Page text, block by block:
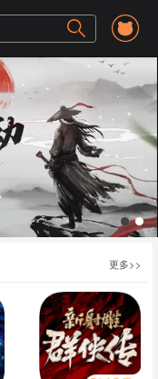
1 2
更多>>